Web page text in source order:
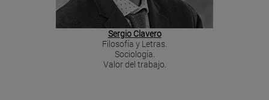
Sergio Clavero
Filosofía y Letras.
Sociología.
Valor del trabajo.